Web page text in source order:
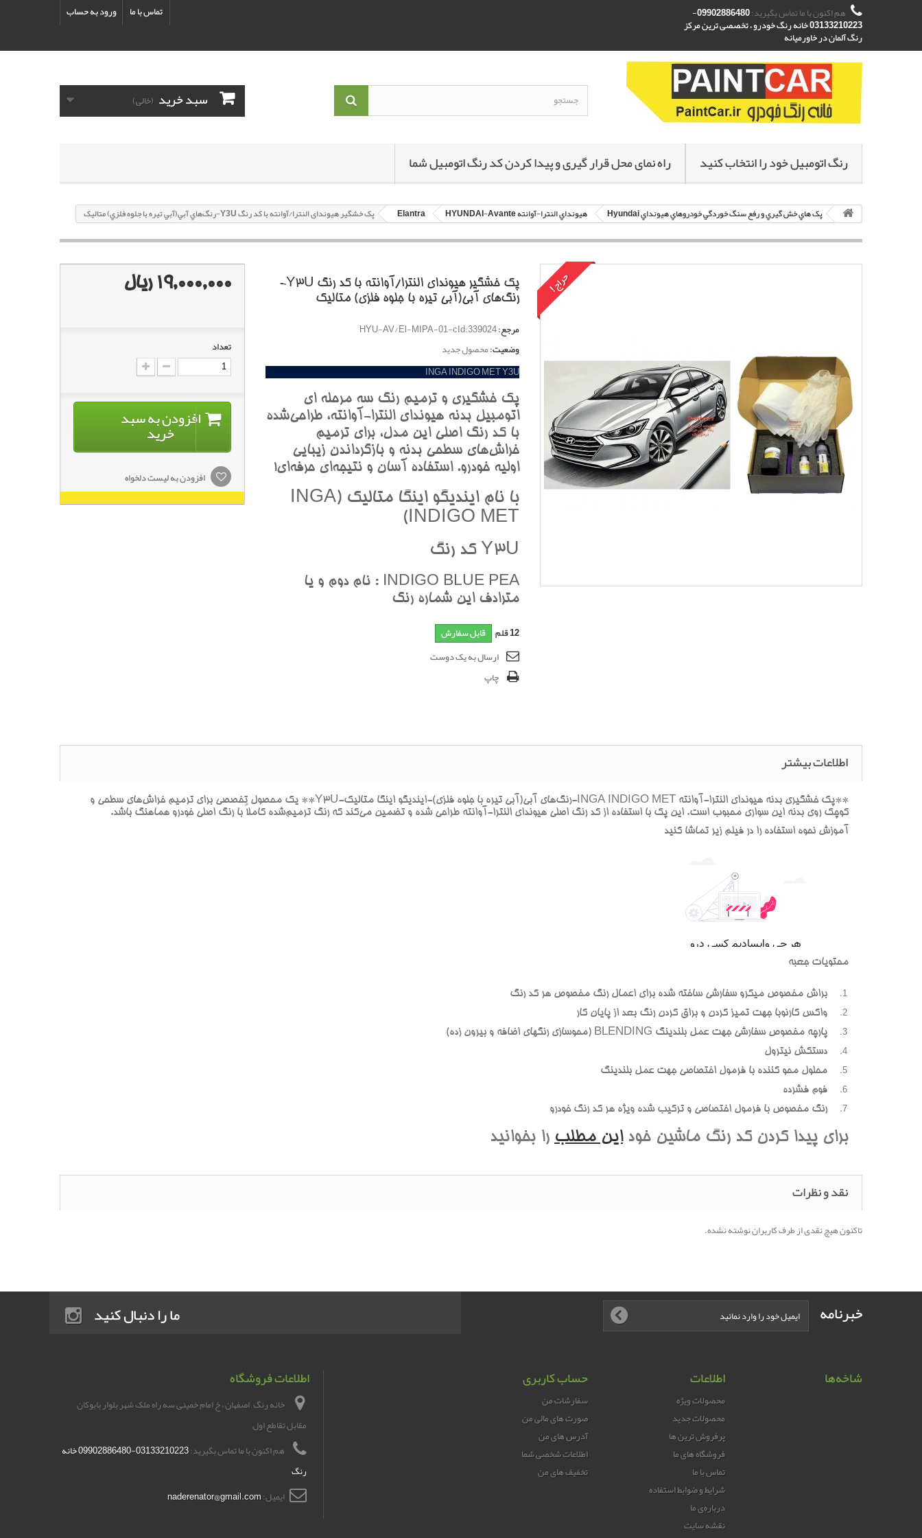
ورود به حساب تماس با ما هم اکنون با ما تماس بگیرید: 09902886480-
03133210223 خانه رنگ خودرو ، تخصصی ترین مرکز
رنگ آلمان در خاورمیانه
سبد خرید (خالی)
رنگ اتومبیل خود را انتخاب کنید راه نمای محل قرار گیری و پیدا کردن کد رنگ اتومبیل شما
پک هاي خش گيري و رفع سنگ خوردگي خودروهاي هيونداي Hyundai هيونداي النترا-آوانته HYUNDAI-Avante Elantra پک خشگير هیوندای النترا/آوانته با کد رنگ Y3U-رنگ‌هاي آبي(آبي تيره با جلوه فلزي) متاليک
حراج!
پک خشگير هیوندای النترا/آوانته با کد رنگ Y3U-
رنگ‌هاي آبي(آبي تيره با جلوه فلزي) متاليک
مرجع:HYU-AV/El-MIPA-01-cId:339024
وضعیت:محصول جدید
INGA INDIGO MET Y3U
پک خشگيري و ترميم رنگ سه مرحله اي
اتومبيل بدنه هيونداي النترا-آوانته، طراحي‌شده
با کد رنگ اصلي اين مدل، براي ترميم
خراش‌هاي سطحي بدنه و بازگرداندن زيبايي
اوليه خودرو. استفاده آسان و نتيجه‌اي حرفه‌اي!
با نام اينديگو اينگا متاليک (INGA
INDIGO MET)
Y3U کد رنگ
INDIGO BLUE PEA : نام دوم و يا
مترادف اين شماره رنگ
12قلم قابل سفارش
ارسال به یک دوست
چاپ
19,000,000 ریال
تعداد
افزودن به سبد
خرید
افزودن به لیست دلخواه
اطلاعات بیشتر
**پک خشگيري بدنه هيونداي النترا-آوانته INGA INDIGO MET-رنگ‌هاي آبي(آبي تيره با جلوه فلزي)-اينديگو اينگا متاليک-Y3U** يک محصول تخصصي براي ترميم خراش‌هاي سطحي و
کوچک روي بدنه اين سواري محبوب است. اين پک با استفاده از کد رنگ اصلي هيونداي النترا-آوانته طراحي شده و تضمين مي‌کند که رنگ ترميم‌شده کاملاً با رنگ اصلي خودرو هماهنگ باشد.
آموزش نحوه استفاده را در فيلم زير تماشا کنيد
محتويات جعبه
براش مخصوص ميکرو سفارشي ساخته شده براي اعمال رنگ مخصوص هر کد رنگ
واکس کارنوبا جهت تميز کردن و براق کردن رنگ بعد از پايان کار
پارچه مخصوص سفارشي جهت عمل بلندينگ BLENDING (محوسازي رنگهاي اضافه و بيرون زده)
دستکش نيترول
محلول محو کننده با فرمول اختصاصي جهت عمل بلندينگ
فوم فشرده
رنگ مخصوص با فرمول اختصاصي و ترکيب شده ويژه هر کد رنگ خودرو
براي پيدا کردن کد رنگ ماشين خوداين مطلب را بخوانيد
نقد و نظرات
تاکنون هیچ نقدی از طرف کاربران نوشته نشده.
خبرنامه ما را دنبال کنید
شاخه‌ها اطلاعات
محصولات ویژه
محصولات جدید
پرفروش ترین‌ ها
فروشگاه های ما
تماس با ما
شرایط و ضوابط استفاده
درباره‌ی ما
نقشه سایت
حساب کاربری
سفارشات من
صورت های مالی من
آدرس های من
اطلاعات شخصی شما
تخفیف های من
اطلاعات فروشگاه
خانه رنگ , اصفهان ، خ امام خمینی سه راه ملک شهر بلوار بابوکان
مقابل تقاطع اول
هم اکنون با ما تماس بگیرید:
03133210223-09902886480 خانه
رنگ
ایمیل:naderenator@gmail.com